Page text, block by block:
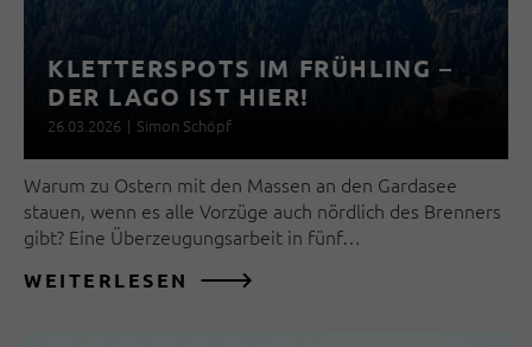
KLETTERSPOTS IM FRÜHLING –
DER LAGO IST HIER!
26.03.2026 | Simon Schöpf
Warum zu Ostern mit den Massen an den Gardasee
stauen, wenn es alle Vorzüge auch nördlich des Brenners
gibt? Eine Überzeugungsarbeit in fünf…
WEITERLESEN